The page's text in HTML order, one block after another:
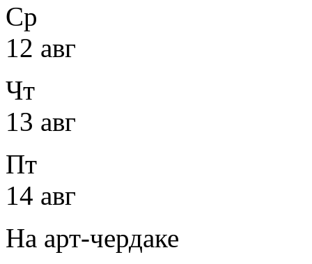
Ср
12 авг
Чт
13 авг
Пт
14 авг
На арт-чердаке